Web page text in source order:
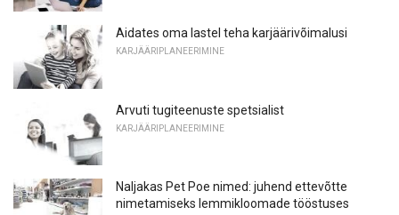
Aidates oma lastel teha karjäärivõimalusi
KARJÄÄRIPLANEERIMINE
Arvuti tugiteenuste spetsialist
KARJÄÄRIPLANEERIMINE
Naljakas Pet Poe nimed: juhend ettevõtte
nimetamiseks lemmikloomade tööstuses